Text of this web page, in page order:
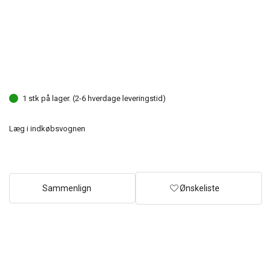
1 stk på lager. (2-6 hverdage leveringstid)
Læg i indkøbsvognen
Sammenlign Ønskeliste